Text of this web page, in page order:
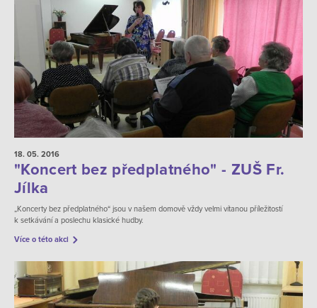
18. 05. 2016
"Koncert bez předplatného" - ZUŠ Fr.
Jílka
„Koncerty bez předplatného“ jsou v našem domově vždy velmi vítanou příležitostí
k setkávání a poslechu klasické hudby.
Více o této akci